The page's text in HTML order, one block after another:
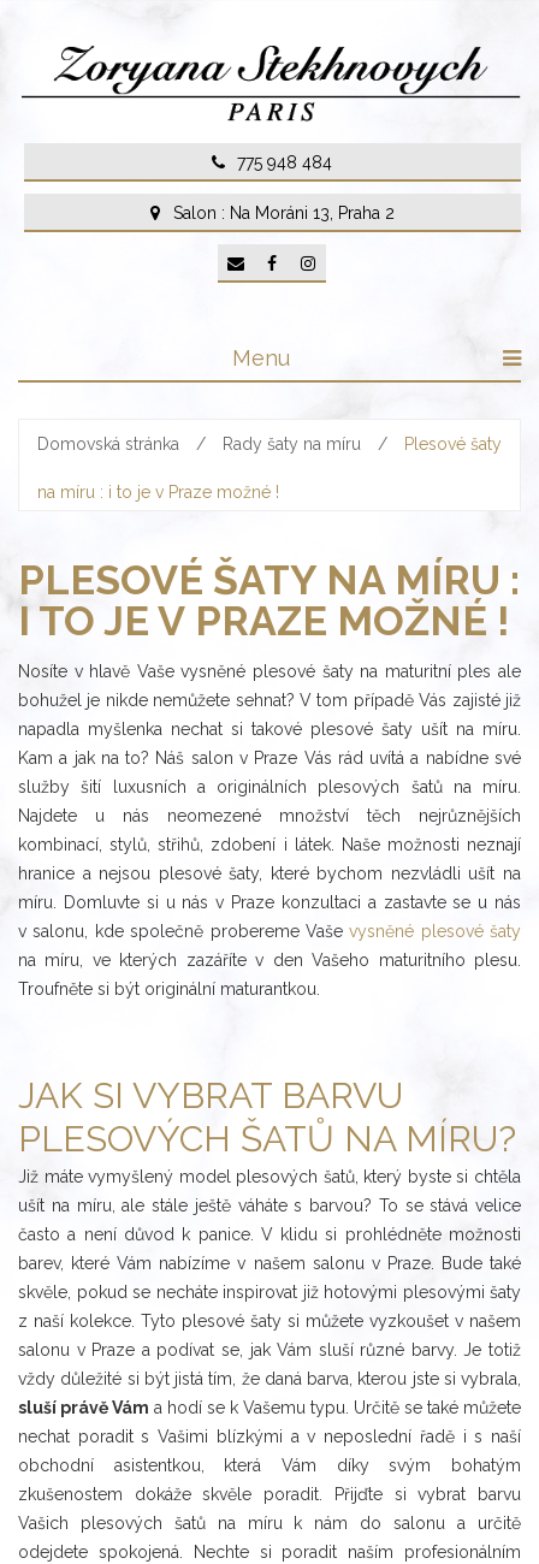
content
775 948 484
Salon : Na Moráni 13, Praha 2
Menu
Domovská stránka / Rady šaty na míru / Plesové šaty
na míru : i to je v Praze možné !
PLESOVÉ ŠATY NA MÍRU :
I TO JE V PRAZE MOŽNÉ !
Nosíte v hlavě Vaše vysněné plesové šaty na maturitní ples ale
bohužel je nikde nemůžete sehnat? V tom případě Vás zajisté již
napadla myšlenka nechat si takové plesové šaty ušít na míru.
Kam a jak na to? Náš salon v Praze Vás rád uvítá a nabídne své
služby šití luxusních a originálních plesových šatů na míru.
Najdete u nás neomezené množství těch nejrůznějších
kombinací, stylů, střihů, zdobení i látek. Naše možnosti neznají
hranice a nejsou plesové šaty, které bychom nezvládli ušít na
míru. Domluvte si u nás v Praze konzultaci a zastavte se u nás
v salonu, kde společně probereme Vaševysněné plesové šaty
na míru, ve kterých zazáříte v den Vašeho maturitního plesu.
Troufněte si být originální maturantkou.
JAK SI VYBRAT BARVU
PLESOVÝCH ŠATŮ NA MÍRU?
Již máte vymyšlený model plesových šatů, který byste si chtěla
ušít na míru, ale stále ještě váháte s barvou? To se stává velice
často a není důvod k panice. V klidu si prohlédněte možnosti
barev, které Vám nabízíme v našem salonu v Praze. Bude také
skvěle, pokud se necháte inspirovat již hotovými plesovými šaty
z naší kolekce. Tyto plesové šaty si můžete vyzkoušet v našem
salonu v Praze a podívat se, jak Vám sluší různé barvy. Je totiž
vždy důležité si být jistá tím, že daná barva, kterou jste si vybrala,
sluší právě Vám a hodí se k Vašemu typu. Určitě se také můžete
nechat poradit s Vašimi blízkými a v neposlední řadě i s naší
obchodní asistentkou, která Vám díky svým bohatým
zkušenostem dokáže skvěle poradit. Přijďte si vybrat barvu
Vašich plesových šatů na míru k nám do salonu a určitě
odejdete spokojená. Nechte si poradit naším profesionálním